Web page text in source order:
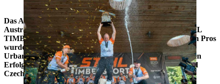
mit 70 Punkten vor dem Vorjahressieger Matyáš Klíma (r.).
Das Amphitheater in Frenštát pod Radhoštěm war
Austragungsort der Tschechischen Meisterschaft im STIHL
TIMBERSPORTS®. Neuer Tschechischer Meister bei den Pros
wurde Martin Kalina. Bei den Frauen bestätigte Karolina
Urbanová ihre außergewöhnliche Form. Den tschechischen
Erfolg rundete Miroslav Větrovec ab, der im International
Czech Rookie Cup den zweiten Platz belegte.